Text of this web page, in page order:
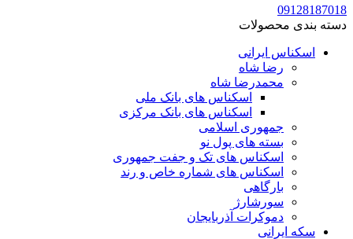
09128187018
دسته بندی محصولات
اسکناس ایرانی
رضا شاه
محمدرضا شاه
اسکناس های بانک ملی
اسکناس های بانک مرکزی
جمهوری اسلامی
بسته های پول نو
اسکناس های تک و جفت جمهوری
اسکناس های شماره خاص و رند
بارگاهی
سورشارژ
دموکرات آذربایجان
سکه ایرانی